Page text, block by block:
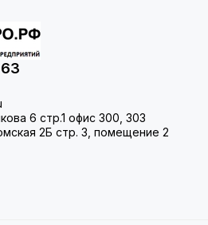
6 стр.1 офис 300, 303
2Б стр. 3, помещение 2